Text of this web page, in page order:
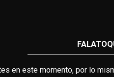
en este momento, por lo